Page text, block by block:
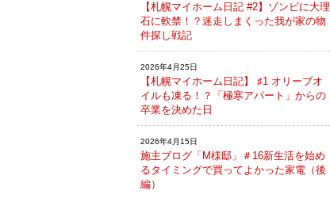
【札幌マイホーム日記 #2】ゾンビに大理
石に軟禁！？迷走しまくった我が家の物
件探し戦記
2026年4月25日
【札幌マイホーム日記】 ♯1 オリーブオ
イルも凍る！？「極寒アパート」からの
卒業を決めた日
2026年4月15日
施主ブログ「M様邸」＃16新生活を始め
るタイミングで買ってよかった家電（後
編）